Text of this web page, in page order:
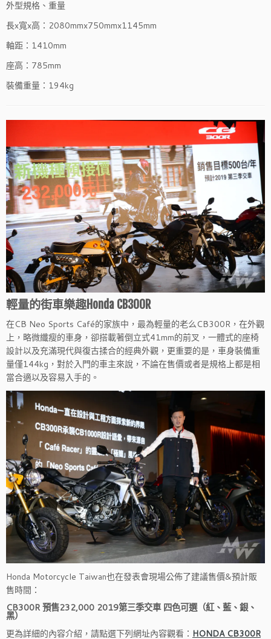
外型規格、重量
長x寬x高：2080mmx750mmx1145mm
軸距：1410mm
座高：785mm
裝備重量：194kg
輕量的街車樂趣Honda CB300R
在CB Neo Sports Café的家族中，最為輕量的老么CB300R，在外觀
上，略微纖瘦的車身，卻搭載著倒立式41mm的前叉，一體式的座椅
設計以及充滿現代與復古揉合的經典外觀，更重要的是，車身裝備重
量僅144kg，對於入門的車主來說，不論在售價或者是規格上都是相
當合適以及容易入手的。
Honda Motorcycle Taiwan也在發表會現場公佈了建議售價&預計販
售時間：
CB300R 預售232,000 2019第三季交車 四色可選（紅、藍、銀、
黑）
更為詳細的內容介紹，請點選下列網址內容觀看： HONDA CB300R